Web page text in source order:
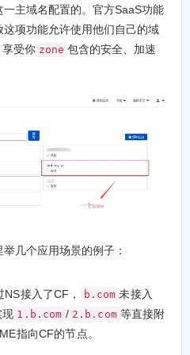
主域名配置的。官方SaaS功能
项功能允许使用他们自己的域
享受你 zone 包含的安全、加速
几个应用场景的例子：
NS接入了CF， b.com 未接入
现 1.b.com / 2.b.com 等直接附
指向CF的节点。